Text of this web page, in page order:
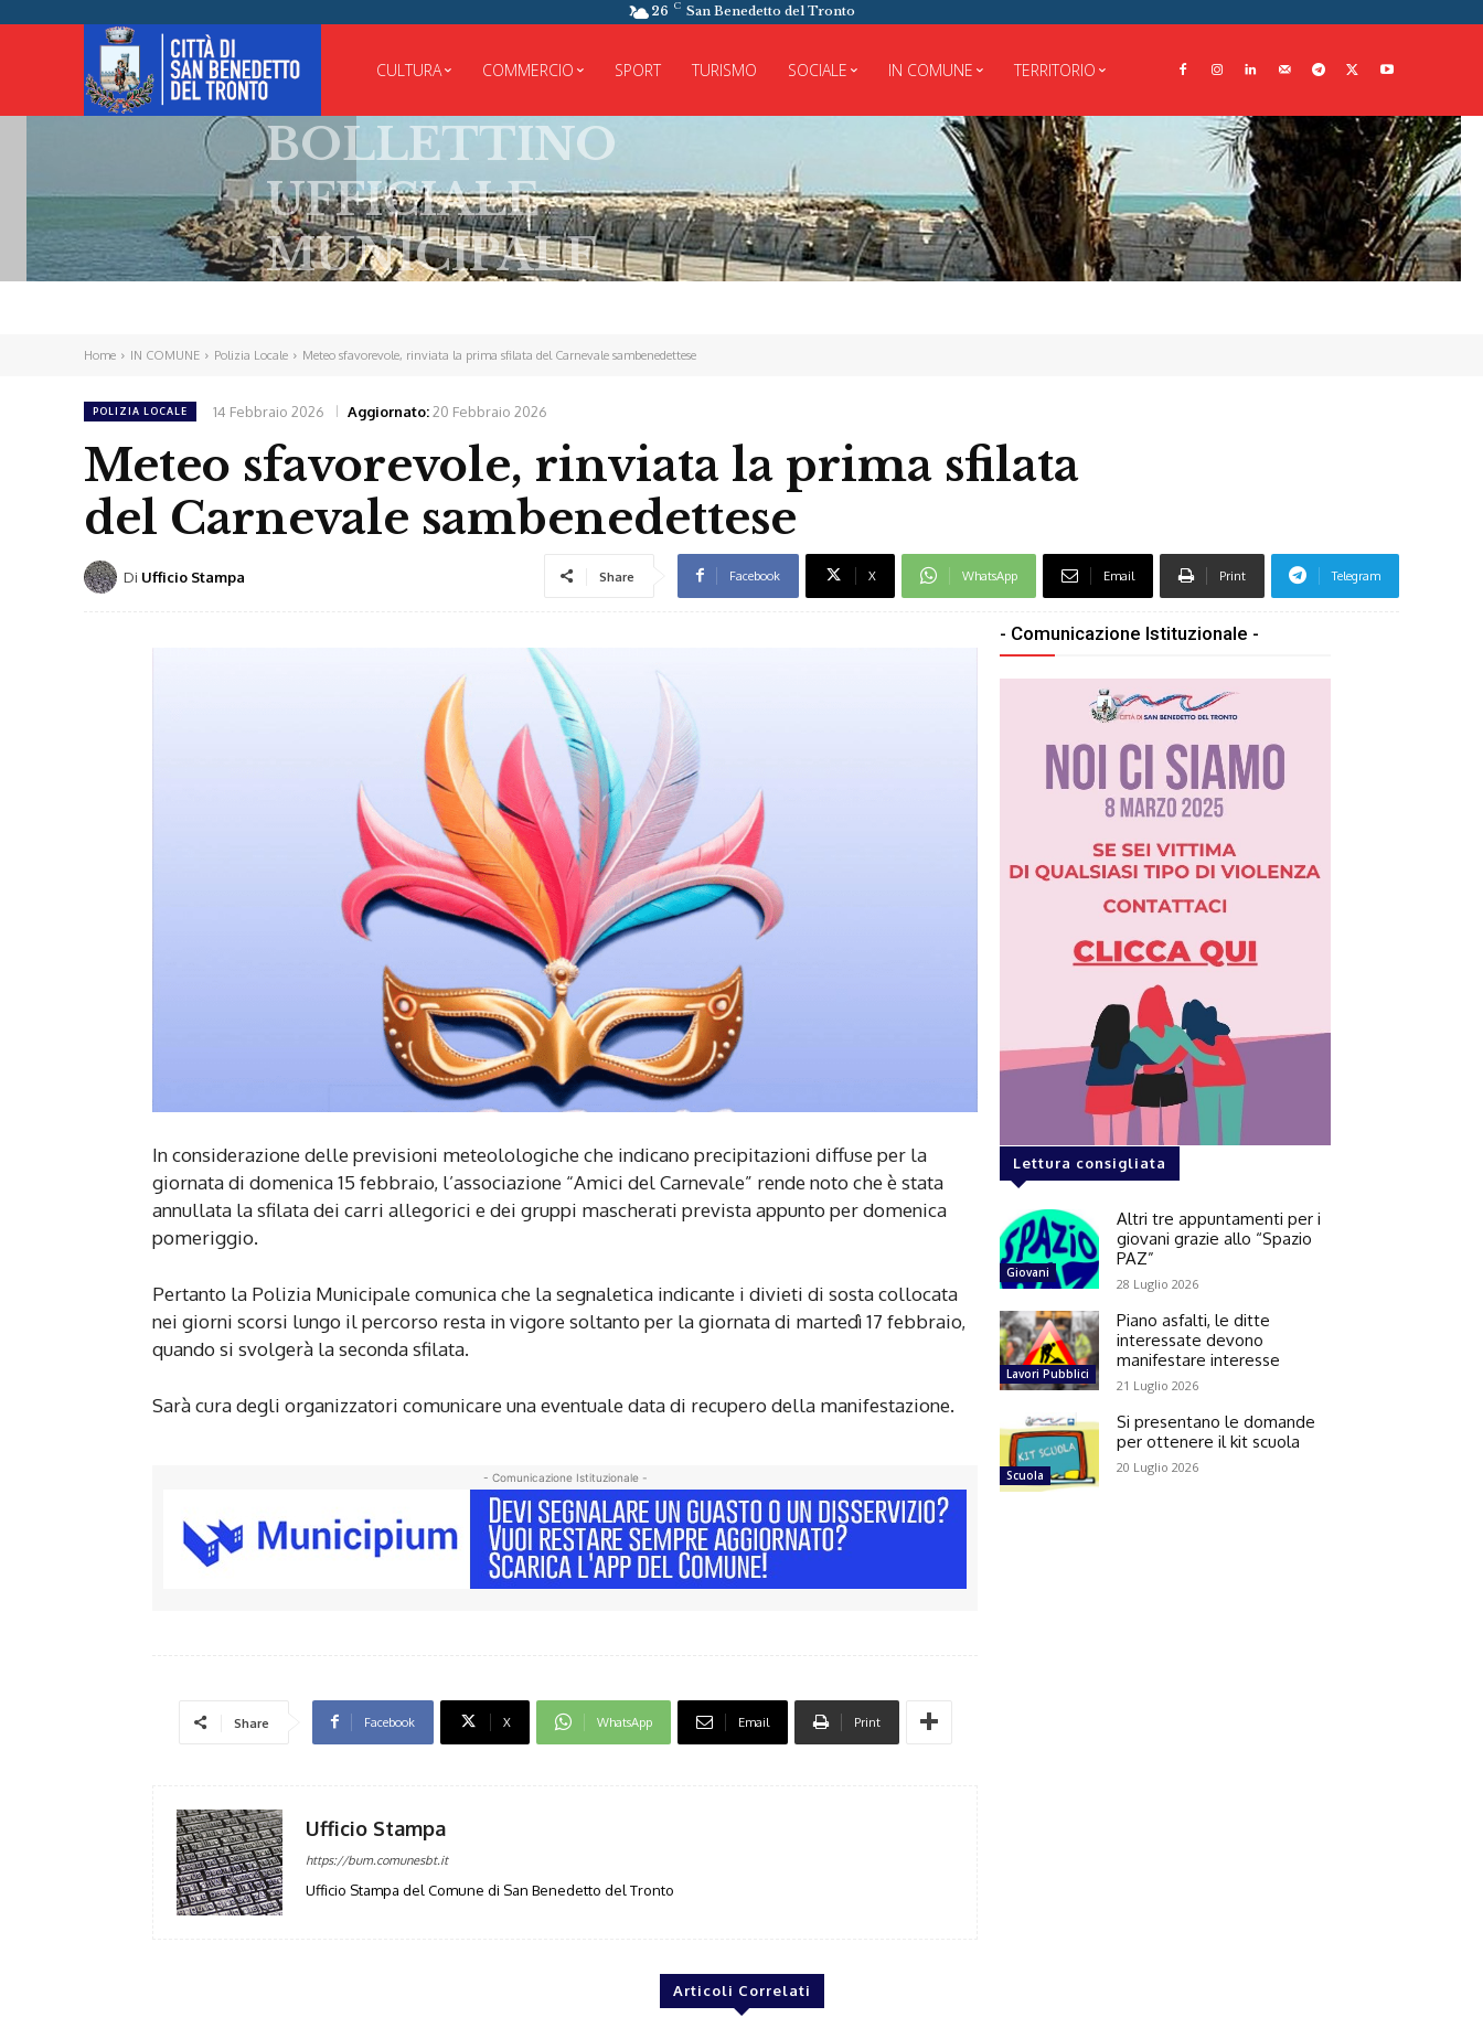
26 C San Benedetto del Tronto
CULTURA COMMERCIO SPORT TURISMO SOCIALE IN COMUNE TERRITORIO
BOLLETTINO
UFFICIALE
MUNICIPALE
Home IN COMUNE Polizia Locale Meteo sfavorevole, rinviata la prima sfilata del Carnevale sambenedettese
POLIZIA LOCALE 14 Febbraio 2026 Aggiornato:20 Febbraio 2026
Meteo sfavorevole, rinviata la prima sfilata
del Carnevale sambenedettese
Di Ufficio Stampa Share Facebook X WhatsApp Email Print Telegram
In considerazione delle previsioni meteolologiche che indicano precipitazioni diffuse per la
giornata di domenica 15 febbraio, l’associazione “Amici del Carnevale” rende noto che è stata
annullata la sfilata dei carri allegorici e dei gruppi mascherati prevista appunto per domenica
pomeriggio.
Pertanto la Polizia Municipale comunica che la segnaletica indicante i divieti di sosta collocata
nei giorni scorsi lungo il percorso resta in vigore soltanto per la giornata di martedì 17 febbraio,
quando si svolgerà la seconda sfilata.
Sarà cura degli organizzatori comunicare una eventuale data di recupero della manifestazione.
- Comunicazione Istituzionale -
Share Facebook X WhatsApp Email Print
Ufficio Stampa
https://bum.comunesbt.it
Ufficio Stampa del Comune di San Benedetto del Tronto
- Comunicazione Istituzionale -
Lettura consigliata
Giovani
Altri tre appuntamenti per i
giovani grazie allo “Spazio
PAZ”
28 Luglio 2026
Lavori Pubblici
Piano asfalti, le ditte
interessate devono
manifestare interesse
21 Luglio 2026
Scuola
Si presentano le domande
per ottenere il kit scuola
20 Luglio 2026
Articoli Correlati